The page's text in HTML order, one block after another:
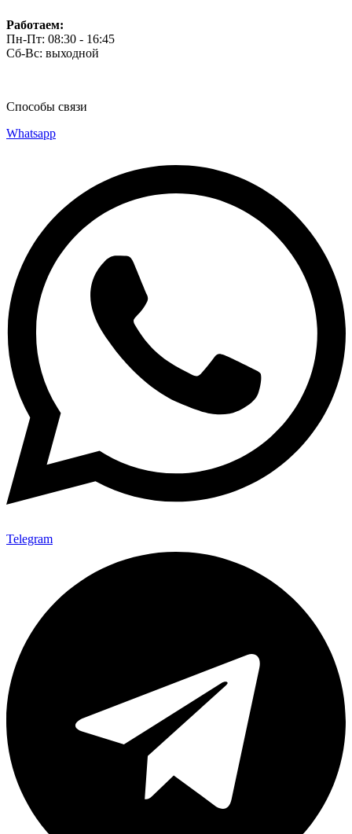
Работаем:
Пн-Пт: 08:30 - 16:45
Сб-Вс: выходной
Способы связи
Whatsapp
Telegram